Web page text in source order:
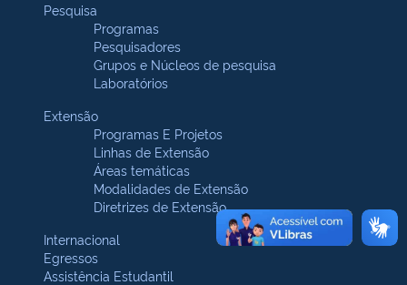
Pesquisa
Programas
Pesquisadores
Grupos e Núcleos de pesquisa
Laboratórios
Extensão
Programas E Projetos
Linhas de Extensão
Áreas temáticas
Modalidades de Extensão
Diretrizes de Extensão
Internacional
Egressos
Assistência Estudantil